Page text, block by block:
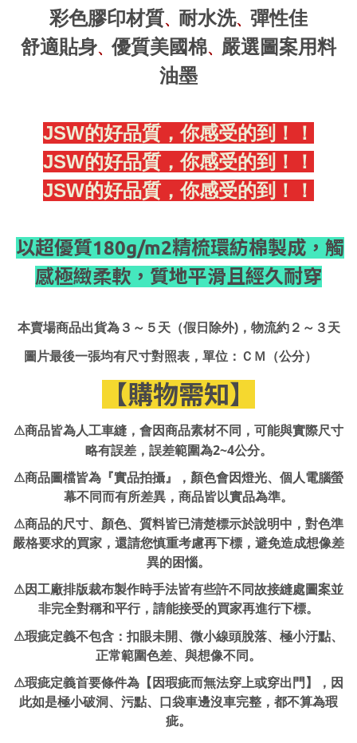
彩色膠印材質、 耐水洗、 彈性佳
舒適貼身、 優質美國棉、 嚴選圖案用料
油墨
JSW的好品質，你感受的到！！
JSW的好品質，你感受的到！！
JSW的好品質，你感受的到！！
以超優質180g/m2精梳環紡棉製成，觸
感極緻柔軟，質地平滑且經久耐穿
本賣場商品出貨為３～５天（假日除外)，物流約２～３天
圖片最後一張均有尺寸對照表，單位：ＣＭ（公分）
【購物需知】
⚠商品皆為人工車縫，會因商品素材不同，可能與實際尺寸
略有誤差，誤差範圍為2~4公分。
⚠商品圖檔皆為『實品拍攝』，顏色會因燈光、個人電腦螢
幕不同而有所差異，商品皆以實品為準。
⚠商品的尺寸、顏色、質料皆已清楚標示於說明中，對色準
嚴格要求的買家，還請您慎重考慮再下標，避免造成想像差
異的困惱。
⚠因工廠排版裁布製作時手法皆有些許不同故接縫處圖案並
非完全對稱和平行，請能接受的買家再進行下標。
⚠瑕疵定義不包含 ： 扣眼未開、微小線頭脫落、極小汙點、
正常範圍色差、與想像不同。
⚠瑕疵定義首要條件為【因瑕疵而無法穿上或穿出門】，因
此如是極小破洞、污點、口袋車邊沒車完整，都不算為瑕
疵。